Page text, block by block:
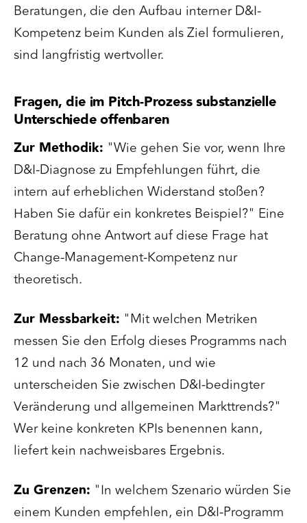
Beratungen, die den Aufbau interner D&I-
Kompetenz beim Kunden als Ziel formulieren,
sind langfristig wertvoller.
Fragen, die im Pitch-Prozess substanzielle
Unterschiede offenbaren
Zur Methodik: "Wie gehen Sie vor, wenn Ihre
D&I-Diagnose zu Empfehlungen führt, die
intern auf erheblichen Widerstand stoßen?
Haben Sie dafür ein konkretes Beispiel?" Eine
Beratung ohne Antwort auf diese Frage hat
Change-Management-Kompetenz nur
theoretisch.
Zur Messbarkeit: "Mit welchen Metriken
messen Sie den Erfolg dieses Programms nach
12 und nach 36 Monaten, und wie
unterscheiden Sie zwischen D&I-bedingter
Veränderung und allgemeinen Markttrends?"
Wer keine konkreten KPIs benennen kann,
liefert kein nachweisbares Ergebnis.
Zu Grenzen: "In welchem Szenario würden Sie
einem Kunden empfehlen, ein D&I-Programm